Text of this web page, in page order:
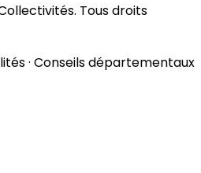
Tous droits
· Conseils départementaux